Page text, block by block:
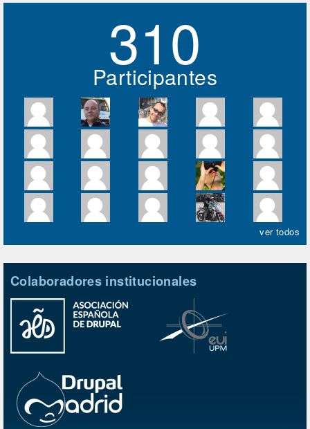
310
Participantes
ver todos
Colaboradores institucionales